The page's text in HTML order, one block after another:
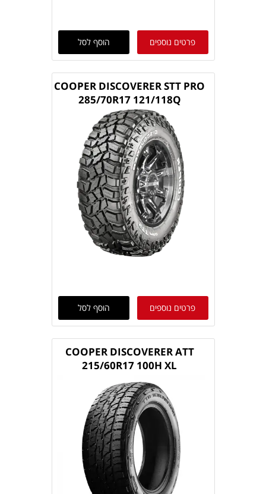
פרטים נוספים הוסף לסל
COOPER DISCOVERER STT PRO
285/70R17 121/118Q
פרטים נוספים הוסף לסל
COOPER DISCOVERER ATT
215/60R17 100H XL